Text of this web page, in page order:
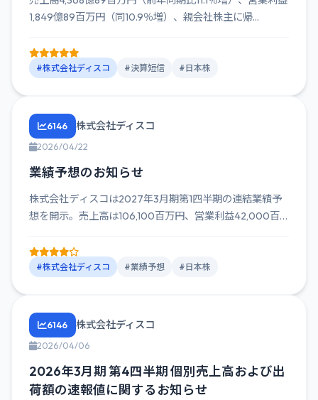
1,849億89百万円（同10.9％増）、親会社株主に帰...
#株式会社ディスコ #決算短信 #日本株
6146 株式会社ディスコ
2026/04/22
業績予想のお知らせ
株式会社ディスコは2027年3月期第1四半期の連結業績予
想を開示。売上高は106,100百万円、営業利益42,000百
#株式会社ディスコ #業績予想 #日本株
6146 株式会社ディスコ
2026/04/06
2026年3月期 第4四半期 個別売上高および出
荷額の速報値に関するお知らせ